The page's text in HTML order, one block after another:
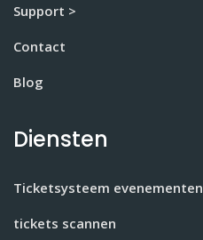
Support >
Contact
Blog
Diensten
Ticketsysteem evenementen
tickets scannen